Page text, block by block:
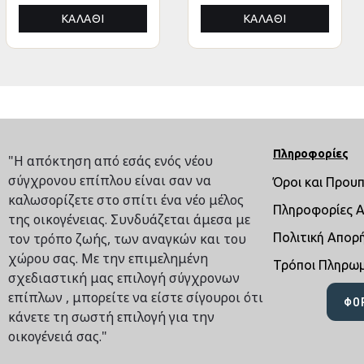
ΚΑΛΆΘΙ ΚΑΛΆΘΙ
ΚΑΛΆΘΙ ΚΑΛΆΘΙ
"Η απόκτηση από εσάς ενός νέου
σύγχρονου επίπλου είναι σαν να
καλωσορίζετε στο σπίτι ένα νέο μέλος
της οικογένειας. Συνδυάζεται άμεσα με
τον τρόπο ζωής, των αναγκών και του
χώρου σας. Με την επιμελημένη
σχεδιαστική μας επιλογή σύγχρονων
επίπλων , μπορείτε να είστε σίγουροι ότι
κάνετε τη σωστή επιλογή για την
οικογένειά σας."
Πληροφορίες
Όροι και
Πληροφορίες
Πολιτική
Τρόποι